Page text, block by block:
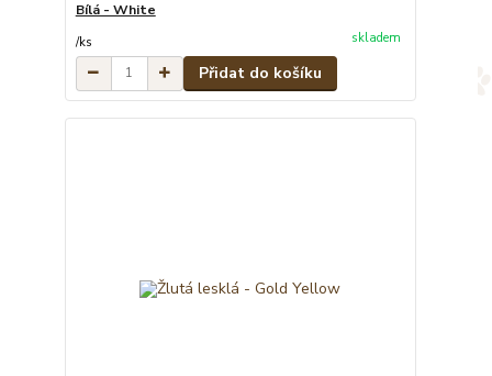
Bílá - White
/ks skladem
Přidat do košíku